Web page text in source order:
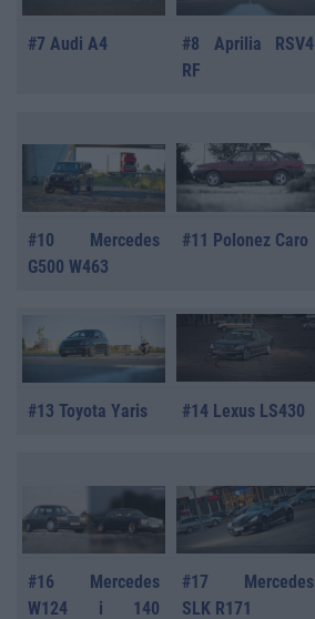
#7 Audi A4
#8 Aprilia RSV4
RF
#10 Mercedes
G500 W463
#11 Polonez Caro
#13 Toyota Yaris #14 Lexus LS430
#16 Mercedes
W124 i 140
#17 Mercedes
SLK R171